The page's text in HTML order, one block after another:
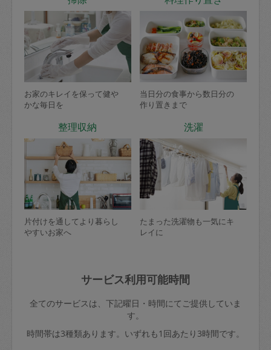
お家のキレイを保って健や
かな毎日を
当日分の食事から数日分の
作り置きまで
整理収納
片付けを通してより暮らし
やすいお家へ
洗濯
たまった洗濯物も一気にキ
レイに
サービス利用可能時間
全てのサービスは、下記曜日・時間にてご提供していま
す。
時間帯は3種類あります。いずれも1回あたり3時間です。